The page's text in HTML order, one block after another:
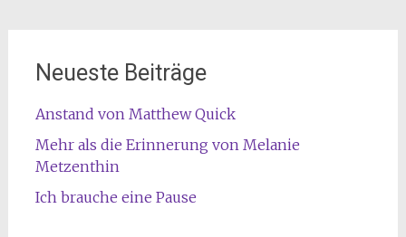
Neueste Beiträge
Anstand von Matthew Quick
Mehr als die Erinnerung von Melanie
Metzenthin
Ich brauche eine Pause